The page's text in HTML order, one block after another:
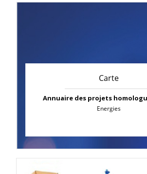
Carte
Annuaire des projets
Energies